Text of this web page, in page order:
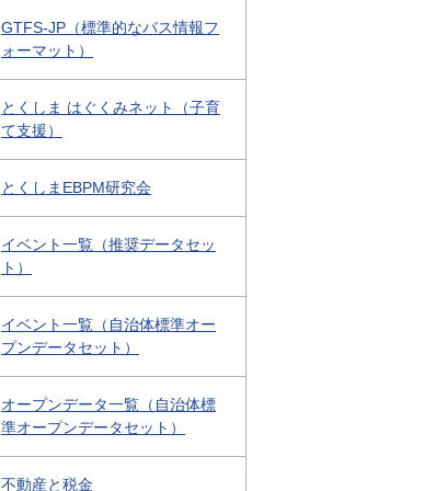
GTFS-JP（標準的なバス情報フ
ォーマット）
とくしま はぐくみネット（子育
て支援）
とくしまEBPM研究会
イベント一覧（推奨データセッ
ト）
イベント一覧（自治体標準オー
プンデータセット）
オープンデータ一覧（自治体標
準オープンデータセット）
不動産と税金